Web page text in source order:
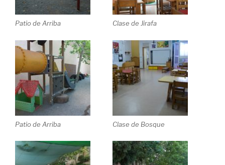
Patio de Arriba Clase de Jirafa
Patio de Arriba Clase de Bosque